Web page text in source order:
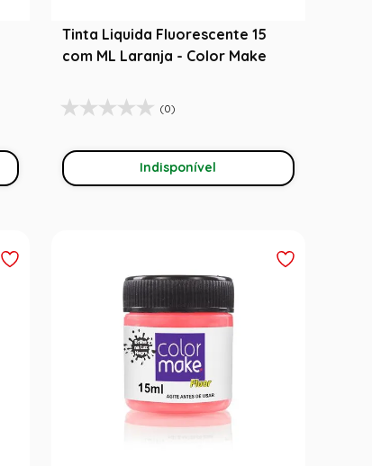
Tinta Liquida Fluorescente 15
com ML Laranja - Color Make
(0)
Indisponível